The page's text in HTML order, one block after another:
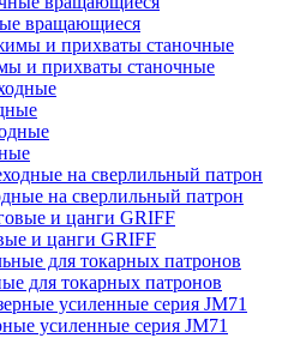
вращающиеся
и прихваты станочные
на сверлильный патрон
и цанги GRIFF
для токарных патронов
усиленные серия JM71